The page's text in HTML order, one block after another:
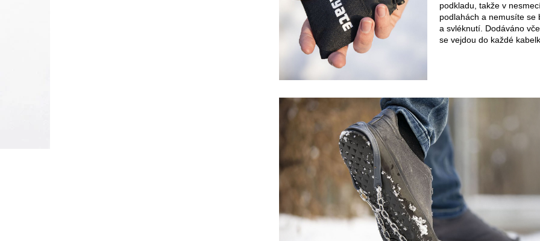
podkladu, takže v
podlahách a nemusíte se
a svléknutí. Dodáváno
se vejdou do každé